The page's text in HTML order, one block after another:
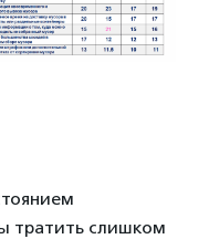
тратить слишком